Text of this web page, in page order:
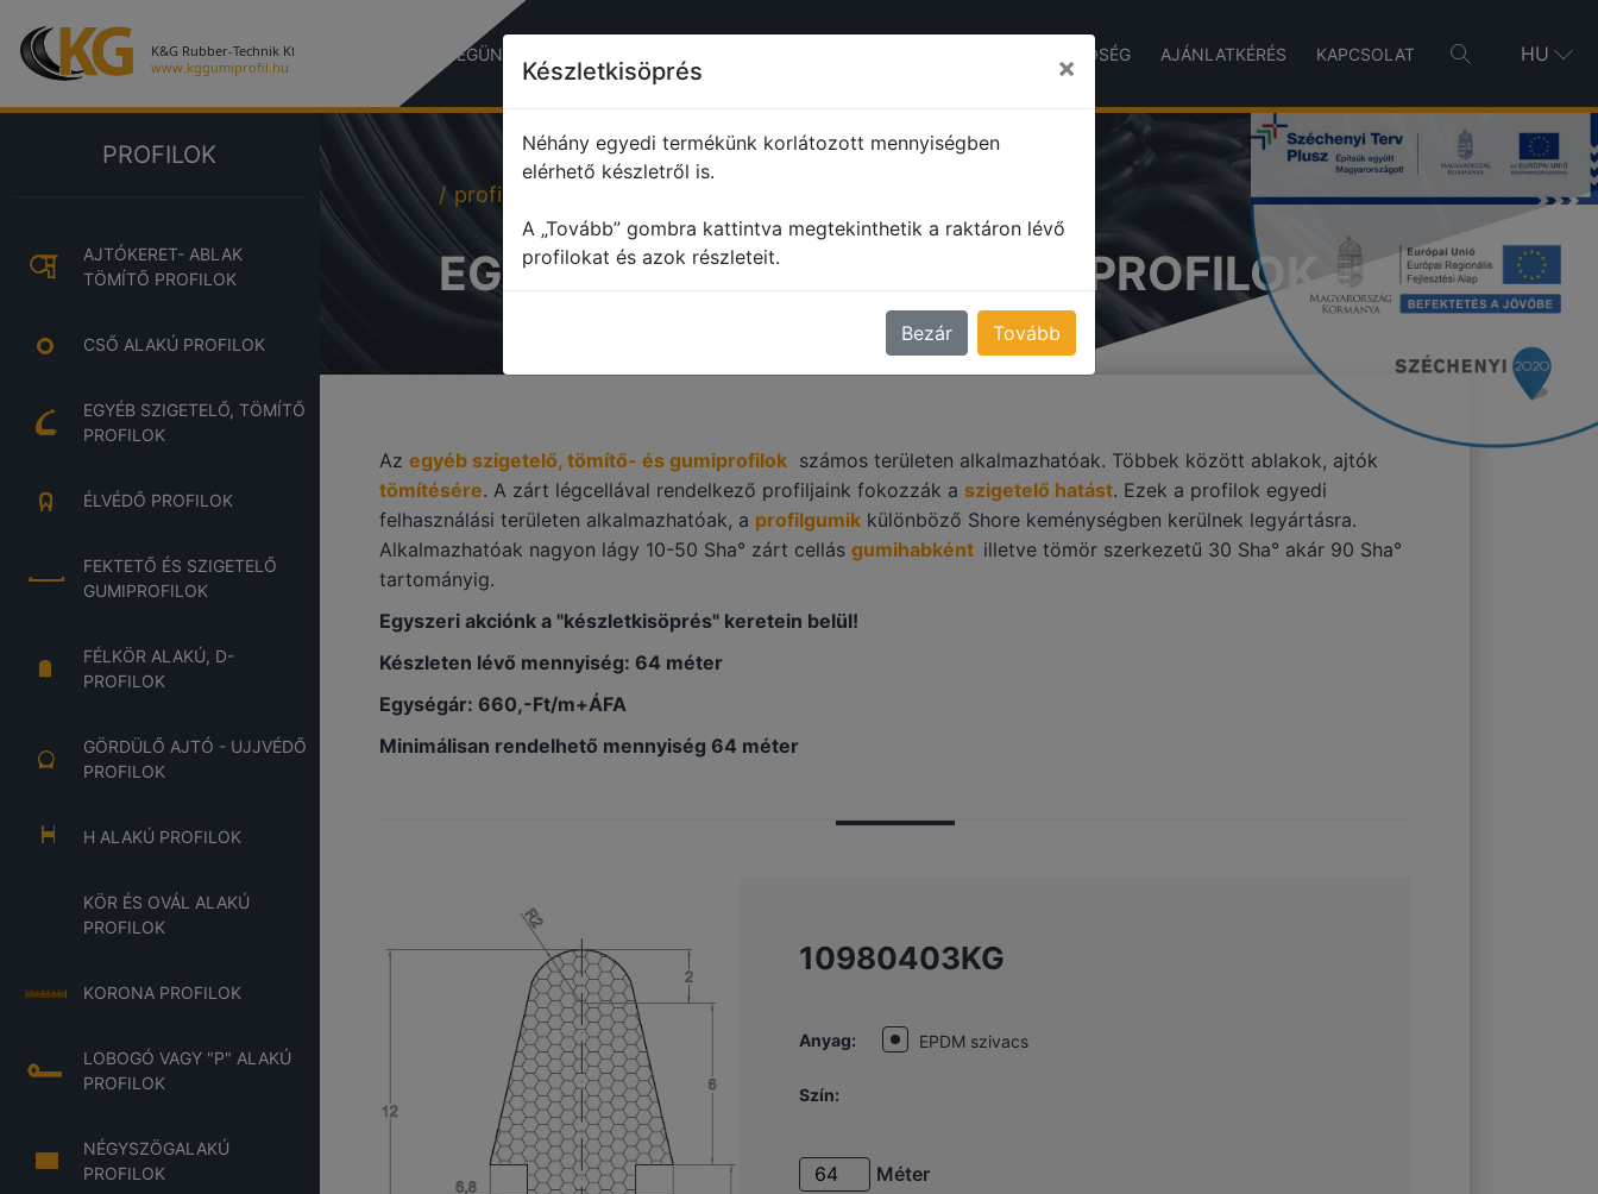
CÉGÜNKRŐL MINŐSÉG AJÁNLATKÉRÉS KAPCSOLAT HU
PROFILOK
AJTÓKERET- ABLAK
TÖMÍTŐ PROFILOK
CSŐ ALAKÚ PROFILOK
EGYÉB SZIGETELŐ, TÖMÍTŐ
PROFILOK
ÉLVÉDŐ PROFILOK
FEKTETŐ ÉS SZIGETELŐ
GUMIPROFILOK
FÉLKÖR ALAKÚ, D-
PROFILOK
GÖRDÜLŐ AJTÓ - UJJVÉDŐ
PROFILOK
H ALAKÚ PROFILOK
KÖR ÉS OVÁL ALAKÚ
PROFILOK
KORONA PROFILOK
LOBOGÓ VAGY "P" ALAKÚ
PROFILOK
NÉGYSZÖGALAKÚ
PROFILOK
profile
EGYÉB SZIGETELŐ, TÖMÍTŐ PROFILOK
Az egyéb szigetelő, tömítő- és gumiprofilokszámos területen alkalmazhatóak. Többek között ablakok, ajtók
tömítésére. A zárt légcellával rendelkező profiljaink fokozzák a szigetelő hatást. Ezek a profilok egyedi
felhasználási területen alkalmazhatóak, a profilgumik különböző Shore keménységben kerülnek legyártásra.
Alkalmazhatóak nagyon lágy 10-50 Sha° zárt cellás gumihabként illetve tömör szerkezetű 30 Sha° akár 90 Sha°
tartományig.
Egyszeri akciónk a "készletkisöprés" keretein belül!
Készleten lévő mennyiség: 64 méter
Egységár: 660,-Ft/m+ÁFA
Minimálisan rendelhető mennyiség 64 méter
10980403KG
Anyag: EPDM szivacs
Szín:
Méter
Készletkisöprés ×
Néhány egyedi termékünk korlátozott mennyiségben
elérhető készletről is.
A „Tovább” gombra kattintva megtekinthetik a raktáron lévő
profilokat és azok részleteit.
Bezár Tovább